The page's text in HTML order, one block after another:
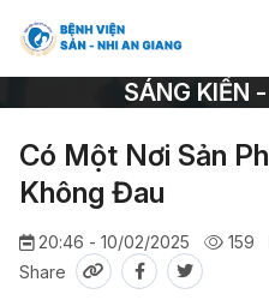
SÁNG KIẾN
Có Một Nơi Sản
Không Đau
20:46 - 10/02/2025 159
Share